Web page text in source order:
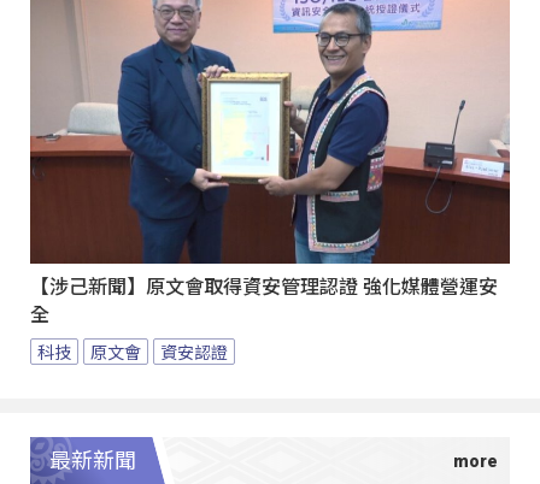
【涉己新聞】原文會取得資安管理認證 強化媒體營運安
全
科技 原文會 資安認證
最新新聞